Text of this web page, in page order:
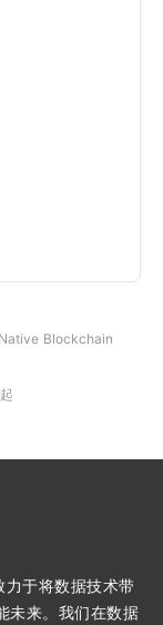
Blockchain
力于将数据技术带
未来。我们在数据